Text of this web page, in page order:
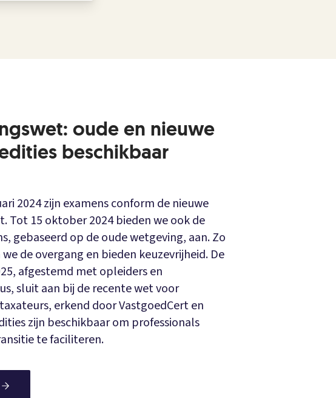
oude en nieuwe
beschikbaar
2024 zijn examens conform de nieuwe
Tot 15 oktober 2024 bieden we ook de
gebaseerd op de oude wetgeving, aan. Zo
de overgang en bieden keuzevrijheid. De
afgestemd met opleiders en
sluit aan bij de recente wet voor
erkend door VastgoedCert en
zijn beschikbaar om professionals
te faciliteren.